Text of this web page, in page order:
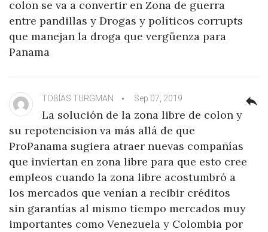
colon se va a convertir en Zona de guerra
entre pandillas y Drogas y políticos corrupts
que manejan la droga que vergüenza para
Panama
TOBÍAS TURGMAN Sep 07, 2019
La solución de la zona libre de colon y
su repotencision va más allá de que
ProPanama sugiera atraer nuevas compañías
que inviertan en zona libre para que esto cree
empleos cuando la zona libre acostumbró a
los mercados que venían a recibir créditos
sin garantías al mismo tiempo mercados muy
importantes como Venezuela y Colombia por
reply